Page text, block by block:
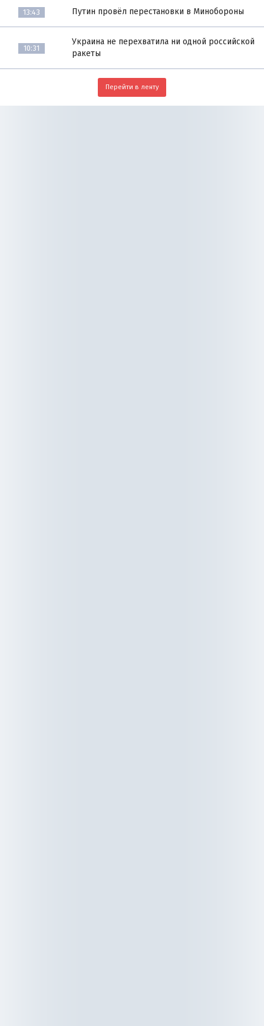
13:43 Путин провёл перестановки в Минобороны
10:31
Украина не перехватила ни одной российской
ракеты
Перейти в ленту